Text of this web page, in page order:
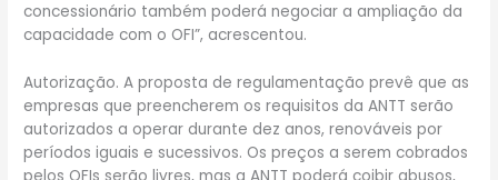
concessionário também poderá negociar a ampliação da
capacidade com o OFI”, acrescentou.
Autorização. A proposta de regulamentação prevê que as
empresas que preencherem os requisitos da ANTT serão
autorizados a operar durante dez anos, renováveis por
períodos iguais e sucessivos. Os preços a serem cobrados